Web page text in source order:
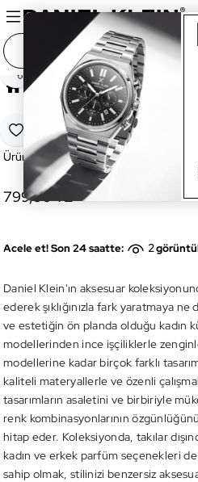
Ana Sayfa Aksesuar
Favoriye Ekle
Paylaş
DKJ.3.1001.2 Kadın Bileklik
Ürün Kodu:DKJ.3.1001.2
799,00 TL
Acele et! Son 24 saatte: 2
Daniel Klein'ın aksesuar
ederek şıklığınızla fark yaratmaya
ve estetiğin ön planda olduğu kadın
modellerinden ince işçiliklerle
modellerine kadar birçok farklı
kaliteli materyallerle ve özenli
tasarımların asaletini ve birbiriyle
renk kombinasyonlarının
hitap eder. Koleksiyonda, takılar
kadın ve erkek parfüm seçenekleri
sahip olmak, stilinizi benzersiz